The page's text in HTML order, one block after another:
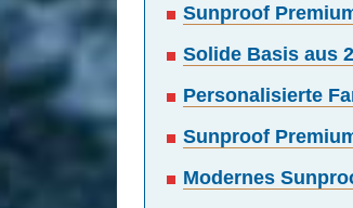
Sunproof
Solide Basis aus
Personalisierte
Sunproof
Modernes